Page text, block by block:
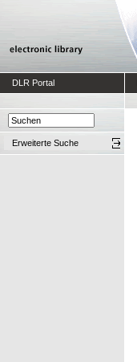
DLR Portal
Erweiterte Suche